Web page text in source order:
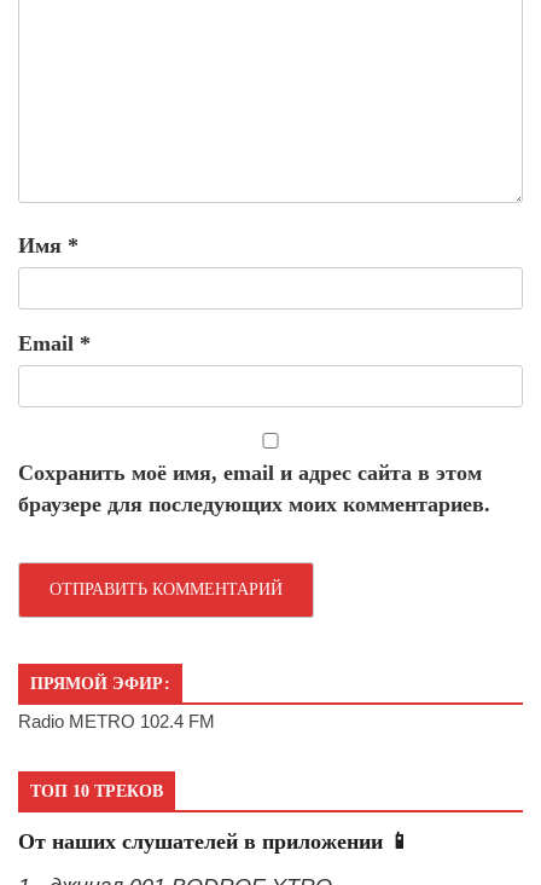
Имя *
Email *
Сохранить моё имя, email и адрес сайта в этом
браузере для последующих моих комментариев.
ПРЯМОЙ ЭФИР:
Radio METRO 102.4 FM
ТОП 10 ТРЕКОВ
От наших слушателей в приложении 📱